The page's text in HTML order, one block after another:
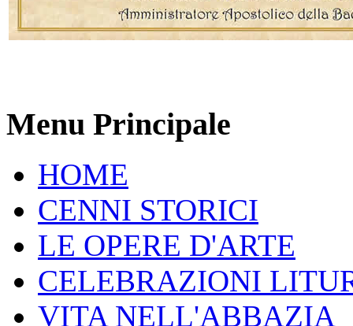
Menu Principale
HOME
CENNI STORICI
LE OPERE D'ARTE
CELEBRAZIONI
VITA NELL'ABBAZIA